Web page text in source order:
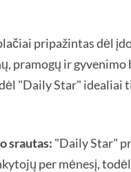
pripažintas dėl
pramogų ir gyvenimo
"Daily Star" idealiai
srautas: "Daily Star"
per mėnesį,